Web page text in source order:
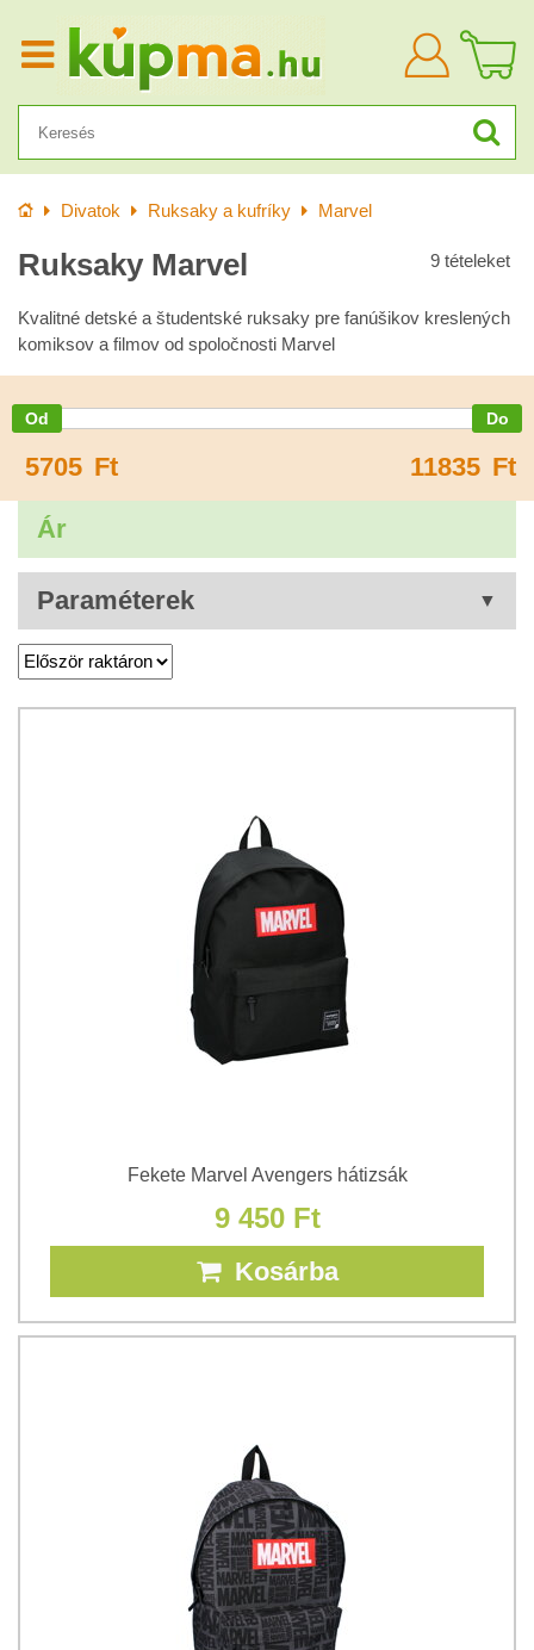
KezdőlapDivatok Ruksaky a kufríky Marvel
Ruksaky Marvel 9 tételeket
Kvalitné detské a študentské ruksaky pre fanúšikov kreslených
komiksov a filmov od spoločnosti Marvel
5705 Ft 11835 Ft
Ár
Paraméterek
Fekete Marvel Avengers hátizsák
9 450 Ft
Kosárba